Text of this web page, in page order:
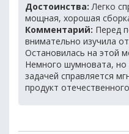
Достоинства: Легко
мощная, хорошая
Комментарий: Перед
внимательно изучила
Остановилась на этой
Немного шумновата, но
задачей справляется
продукт